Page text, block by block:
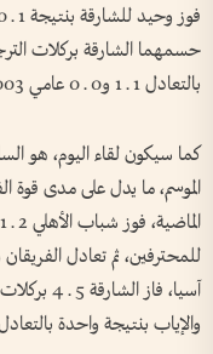
بالتعادل 1 ـ 1 و0 ـ 0 عامي 2003 و2022.
كما سيكون لقاء اليوم، هو
الموسم، ما يدل على مدى
آسيا،
والإياب بنتيجة واحدة بالتعادل 1 ـ